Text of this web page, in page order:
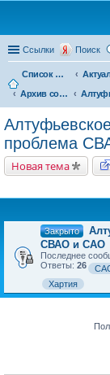
Ссылки Поиск
Список форумов
Архив событий
проблема
Новая тема
Закрыто
СВАО и САО
Последнее
Ответы: 26
Хартия